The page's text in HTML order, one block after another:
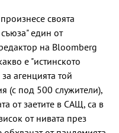
своята
един от
на Bloomberg
е "истинското
агенцията той
(с под 500 служители),
от заетите в САЩ, са в
от нивата през